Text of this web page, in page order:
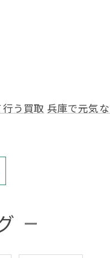
う買取 兵庫で元気